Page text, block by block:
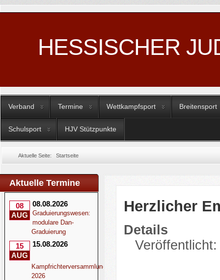
HESSISCHER
Verband Termine Wettkampfsport Breitensport
Schulsport HJV Stützpunkte
Aktuelle Seite: Startseite
Aktuelle Termine
08
AUG
08.08.2026
Graduierungswesen:
modulare Dan-
Graduierung
15
AUG
15.08.2026
Kampfrichterversammlung
2026
Herzlicher
Details